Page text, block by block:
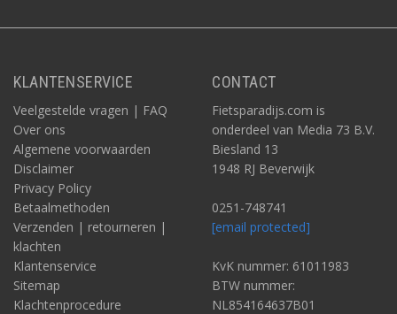
KLANTENSERVICE
Veelgestelde vragen | FAQ
Over ons
Algemene voorwaarden
Disclaimer
Privacy Policy
Betaalmethoden
Verzenden | retourneren |
klachten
Klantenservice
Sitemap
Klachtenprocedure
CONTACT
Fietsparadijs.com is
onderdeel van Media 73 B.V.
Biesland 13
1948 RJ Beverwijk
0251-748741
[email protected]
KvK nummer: 61011983
BTW nummer:
NL854164637B01